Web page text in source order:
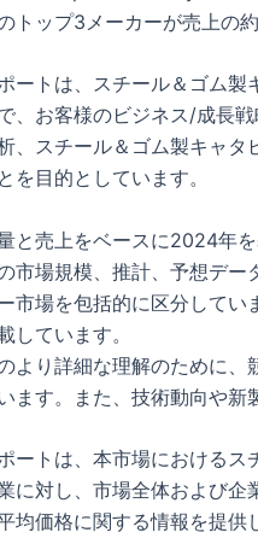
トップ3メーカーが売上の
ートは、スチール＆ゴム
、お客様のビジネス/成長
、スチール＆ゴム製キャタ
を目的としています。
と売上をベースに2024年
市場規模、推計、予想デ
市場を包括的に区分して
しています。
より詳細な理解のために、
ます。また、技術動向や新
ートは、本市場における
に対し、市場全体および企
均価格に関する情報を提供